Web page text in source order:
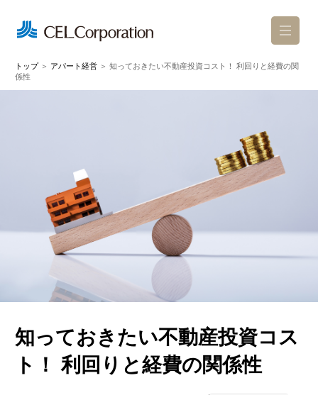
ショールーム来場予約
セレについて
アパートのこだわり
空間設計
実例集
トップ ＞ アパート経営 ＞ 知っておきたい不動産投資コスト！ 利回りと経費の関
係性
知っておきたい不動産投資コス
ト！ 利回りと経費の関係性